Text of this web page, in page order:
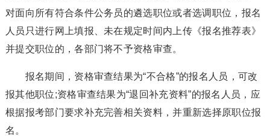
对面向所有符合条件公务员的遴选职位或者选调职位，报名
人员只进行网上填报、未在规定时间内上传《报名推荐表》
并提交职位的，各部门将不予资格审查。
报名期间，资格审查结果为“不合格”的报名人员，可改
报其他职位;资格审查结果为“退回补充资料”的报名人员，应
根据报考部门要求补充完善相关资料，并重新选择原职位报
名。